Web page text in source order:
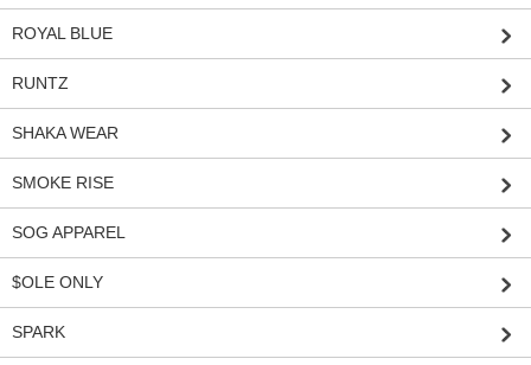
ROYAL BLUE
RUNTZ
SHAKA WEAR
SMOKE RISE
SOG APPAREL
$OLE ONLY
SPARK